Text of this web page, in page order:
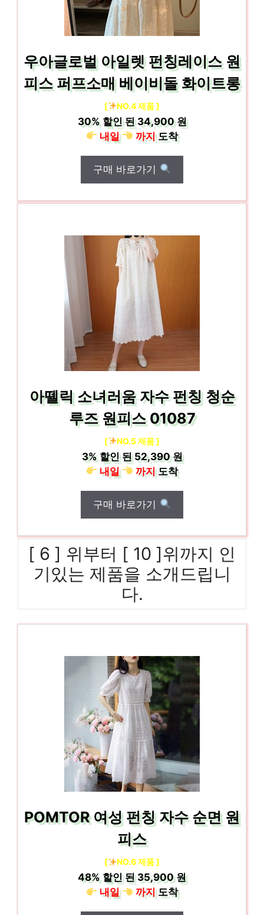
우아글로벌 아일렛 펀칭레이스 원
피스 퍼프소매 베이비돌 화이트롱
[ NO.4 제품 ]
30%할인 된34,900 원
내일
까지도착
구매 바로가기
아뗄릭 소녀러움 자수 펀칭 청순
루즈 원피스 01087
[ NO.5 제품 ]
3%할인 된52,390 원
내일
까지도착
구매 바로가기
[ 6 ] 위부터 [ 10 ]위까지 인
기있는 제품을 소개드립니
다.
POMTOR 여성 펀칭 자수 순면 원
피스
[ NO.6 제품 ]
48%할인 된35,900 원
내일
까지도착